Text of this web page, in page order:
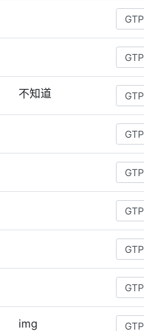
不知道
img